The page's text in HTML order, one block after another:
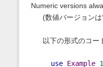
Numeric versions
(数値バージョン
以下の形式のコー
use Example